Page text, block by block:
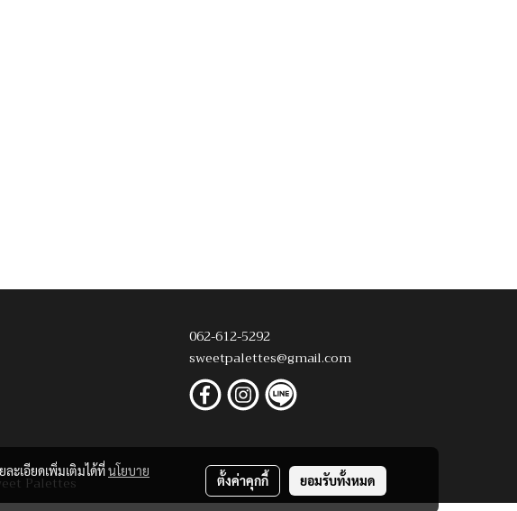
062-612-5292
sweetpalettes@gmail.com
Palettes
ะเอียดเพิ่มเติมได้ที่นโยบาย
ตั้งค่าคุกกี้ ยอมรับทั้งหมด